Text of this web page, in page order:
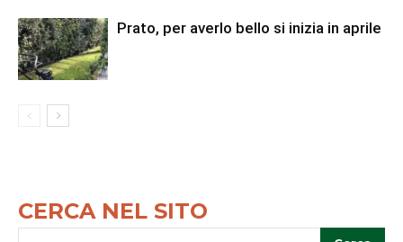
Prato, per averlo bello si inizia in aprile
CERCA NEL SITO